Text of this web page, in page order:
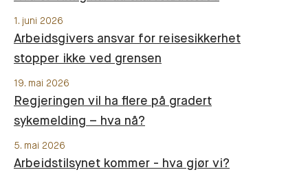
1. juni 2026
Arbeidsgivers ansvar for reisesikkerhet
stopper ikke ved grensen
19. mai 2026
Regjeringen vil ha flere på gradert
sykemelding – hva nå?
5. mai 2026
Arbeidstilsynet kommer - hva gjør vi?